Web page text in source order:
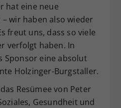
hat eine neue
wir haben also wieder
freut uns, dass so viele
verfolgt haben. In
Sponsor eine absolut
Holzinger-Burgstaller.
Resümee von Peter
Gesundheit und